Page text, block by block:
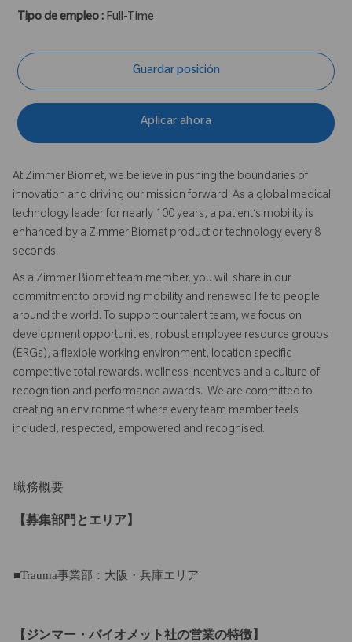
Tipo de empleo : Full-Time
Guardar posición
Aplicar ahora
At Zimmer Biomet, we believe in pushing the boundaries of
innovation and driving our mission forward. As a global medical
technology leader for nearly 100 years, a patient’s mobility is
enhanced by a Zimmer Biomet product or technology every 8
seconds.
As a Zimmer Biomet team member, you will share in our
commitment to providing mobility and renewed life to people
around the world. To support our talent team, we focus on
development opportunities, robust employee resource groups
(ERGs), a flexible working environment, location specific
competitive total rewards, wellness incentives and a culture of
recognition and performance awards. We are committed to
creating an environment where every team member feels
included, respected, empowered and recognised.
職務概要
【募集部門とエリア】
■Trauma事業部：大阪・兵庫エリア
【ジンマー・バイオメット社の営業の特徴】